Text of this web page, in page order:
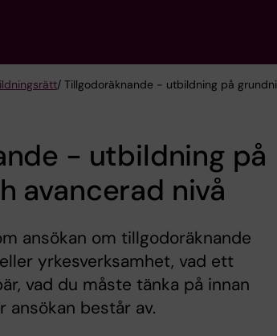
/ Tillgodoräknande - utbildning på
- utbildning på
avancerad nivå
ansökan om tillgodoräknande
yrkesverksamhet, vad ett
vad du måste tänka på innan
ansökan består av.